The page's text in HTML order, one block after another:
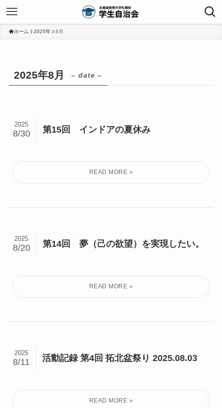
ホーム 2025年 8月
2025年8月 – date –
第15回 インドアの夏休み
2025
8/30
第14回 夢（己の欲望）を実現したい。
2025
8/20
活動記録 第4回 拓北盆祭り 2025.08.03
2025
8/11